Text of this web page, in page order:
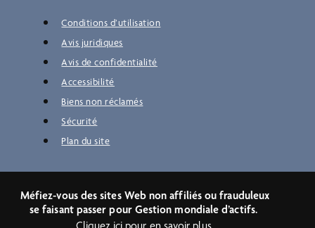
Conditions d’utilisation
Avis juridiques
Avis de confidentialité
Accessibilité
Biens non réclamés
Sécurité
Plan du site
Méfiez-vous des sites Web non affiliés ou frauduleux
se faisant passer pour Gestion mondiale d’actifs.